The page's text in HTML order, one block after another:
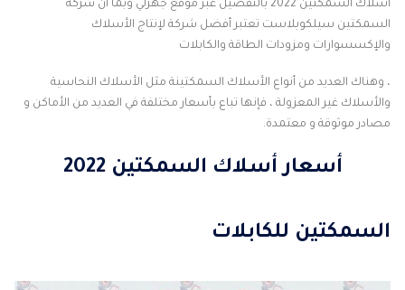
أسلاك السمكتين 2022 بالتفصيل عبر موقع جهزلي
وبما أن شركة
السمكتين سيلكوبلاست تعتبر أفضل شركة لإنتاج الأسلاك
والإكسسوارات ومزودات الطاقة والكابلات
، وهناك العديد من أنواع الأسلاك السمكتينة مثل الأسلاك النحاسية
والأسلاك غير المعزولة ، فإنها تباع بأسعار مختلفة في العديد من الأماكن و
مصادر موثوقة و معتمدة.
أسعار أسلاك السمكتين 2022
السمكتين للكابلات